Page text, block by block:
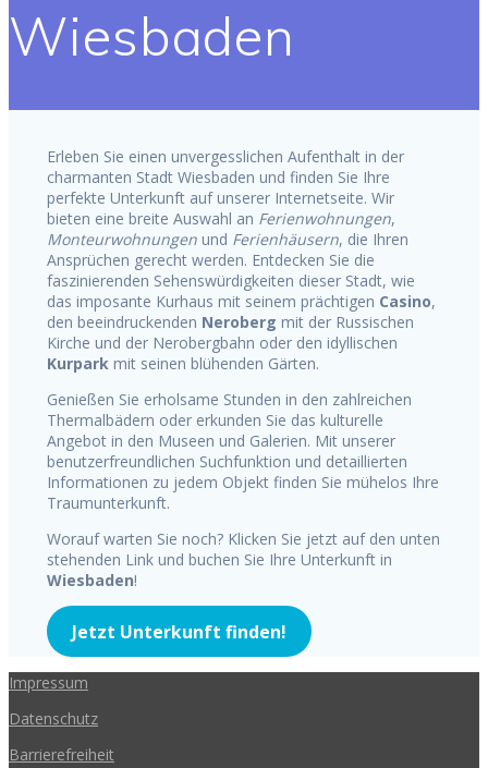
Wiesbaden
Erleben Sie einen unvergesslichen Aufenthalt in der
charmanten Stadt Wiesbaden und finden Sie Ihre
perfekte Unterkunft auf unserer Internetseite. Wir
bieten eine breite Auswahl an Ferienwohnungen,
Monteurwohnungenund Ferienhäusern, die Ihren
Ansprüchen gerecht werden. Entdecken Sie die
faszinierenden Sehenswürdigkeiten dieser Stadt, wie
das imposante Kurhaus mit seinem prächtigen Casino,
den beeindruckenden Neroberg mit der Russischen
Kirche und der Nerobergbahn oder den idyllischen
Kurparkmit seinen blühenden Gärten.
Genießen Sie erholsame Stunden in den zahlreichen
Thermalbädern oder erkunden Sie das kulturelle
Angebot in den Museen und Galerien. Mit unserer
benutzerfreundlichen Suchfunktion und detaillierten
Informationen zu jedem Objekt finden Sie mühelos Ihre
Traumunterkunft.
Worauf warten Sie noch? Klicken Sie jetzt auf den unten
stehenden Link und buchen Sie Ihre Unterkunft in
Wiesbaden!
Jetzt Unterkunft finden!
Impressum
Datenschutz
Barrierefreiheit